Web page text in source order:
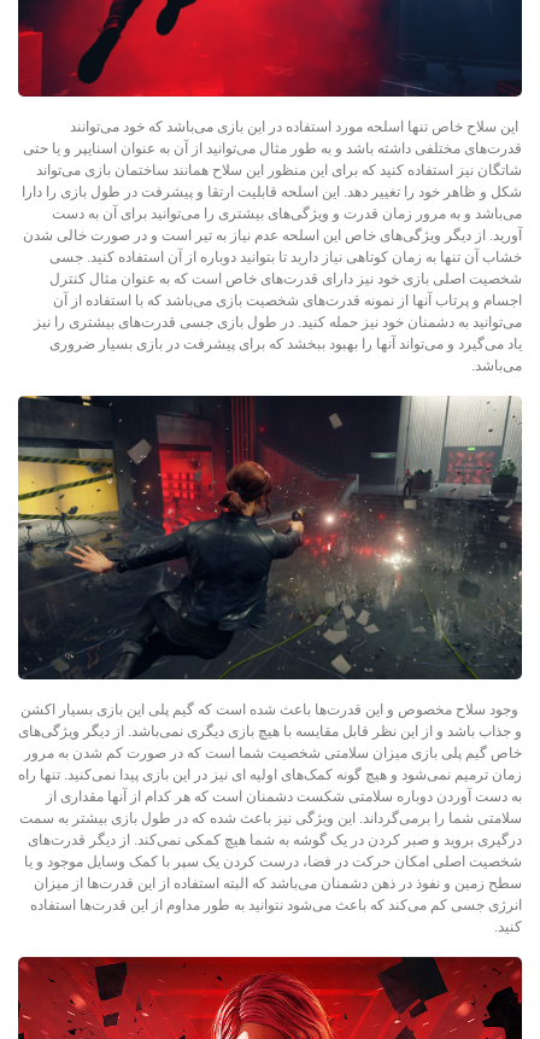
این سلاح خاص تنها اسلحه مورد استفاده در این بازی می‌باشد که خود می‌توانند
قدرت‌های مختلفی داشته باشد و به طور مثال می‌توانید از آن به عنوان اسنایپر و یا حتی
شاتگان نیز استفاده کنید که برای این منظور این سلاح همانند ساختمان بازی می‌تواند
شکل و ظاهر خود را تغییر دهد. این اسلحه قابلیت ارتقا و پیشرفت در طول بازی را دارا
می‌باشد و به مرور زمان قدرت و ویژگی‌های بیشتری را می‌توانید برای آن به دست
آورید. از دیگر ویژگی‌های خاص این اسلحه عدم نیاز به تیر است و در صورت خالی شدن
خشاب آن تنها به زمان کوتاهی نیاز دارید تا بتوانید دوباره از آن استفاده کنید. جسی
شخصیت اصلی بازی خود نیز دارای قدرت‌های خاص است که به عنوان مثال کنترل
اجسام و پرتاب آنها از نمونه قدرت‌های شخصیت بازی می‌باشد که با استفاده از آن
می‌توانید به دشمنان خود نیز حمله کنید. در طول بازی جسی قدرت‌های بیشتری را نیز
یاد می‌گیرد و می‌تواند آنها را بهبود ببخشد که برای پیشرفت در بازی بسیار ضروری
می‌باشد.
وجود سلاح مخصوص و این قدرت‌ها باعث شده است که گیم پلی این بازی بسیار اکشن
و جذاب باشد و از این نظر قابل مقایسه با هیچ بازی دیگری نمی‌باشد. از دیگر ویژگی‌های
خاص گیم پلی بازی میزان سلامتی شخصیت شما است که در صورت کم شدن به مرور
زمان ترمیم نمی‌شود و هیچ گونه کمک‌های اولیه ای نیز در این بازی پیدا نمی‌کنید. تنها راه
به دست آوردن دوباره سلامتی شکست دشمنان است که هر کدام از آنها مقداری از
سلامتی شما را برمی‌گرداند. این ویژگی نیز باعث شده که در طول بازی بیشتر به سمت
درگیری بروید و صبر کردن در یک گوشه به شما هیچ کمکی نمی‌کند. از دیگر قدرت‌های
شخصیت اصلی امکان حرکت در فضا، درست کردن یک سپر با کمک وسایل موجود و یا
سطح زمین و نفوذ در ذهن دشمنان می‌باشد که البته استفاده از این قدرت‌ها از میزان
انرژی جسی کم می‌کند که باعث می‌شود نتوانید به طور مداوم از این قدرت‌ها استفاده
کنید.